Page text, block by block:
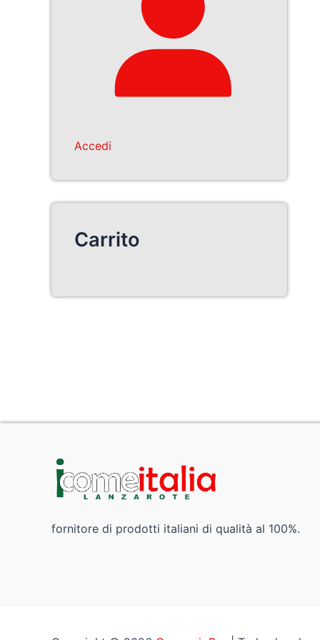
Accedi
Carrito
fornitore di prodotti italiani di qualità al 100%.